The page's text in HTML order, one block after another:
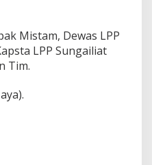
Mistam, Dewas LPP
LPP Sungailiat
Tim.